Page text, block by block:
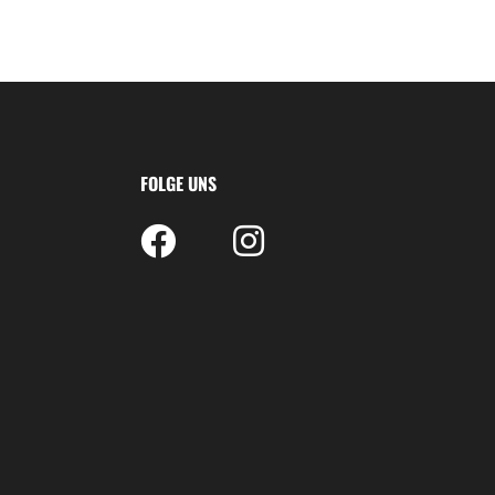
FOLGE UNS